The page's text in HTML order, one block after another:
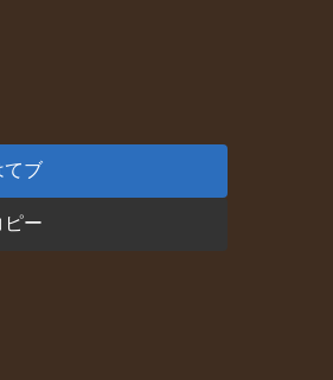
てブ
ピー